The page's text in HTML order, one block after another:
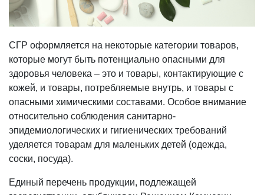
СГР оформляется на некоторые категории товаров,
которые могут быть потенциально опасными для
здоровья человека – это и товары, контактирующие с
кожей, и товары, потребляемые внутрь, и товары с
опасными химическими составами. Особое внимание
относительно соблюдения санитарно-
эпидемиологических и гигиенических требований
уделяется товарам для маленьких детей (одежда,
соски, посуда).
Единый перечень продукции, подлежащей